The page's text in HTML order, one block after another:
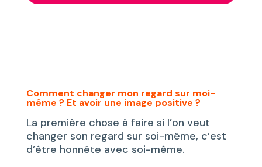
Comment changer mon regard sur moi-
même ? Et avoir une image positive ?
La première chose à faire si l’on veut
changer son regard sur soi-même, c’est
d’être honnête avec soi-même.